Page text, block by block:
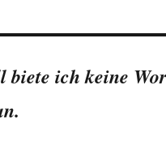
biete ich keine